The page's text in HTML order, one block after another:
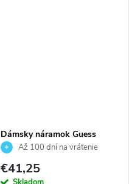
Dámsky náramok Guess
JUBB05237JWRHS
Až 100 dní na vrátenie
€41,25